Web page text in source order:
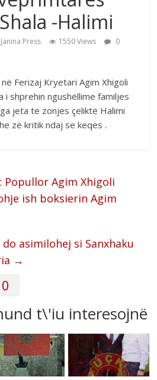
-Halimi
Janina Press 1550 Views
0
Ferizaj Kryetari Agim Xhigoli
i shprehin ngushëllime familjes
jeta të zonjes çeliktë Halimi
zë kritik ndaj se keqes .
Agim Xhigoli
ish boksierin Agim
do asimilohej si Sanxhaku
→
0
t\'iu interesojnë